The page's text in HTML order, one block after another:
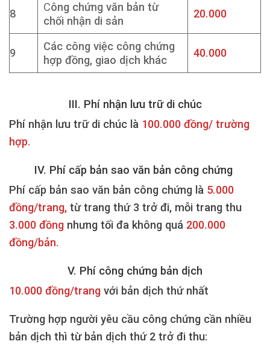
8
Công chứng văn bản từ
chối nhận di sản
20.000
9
Các công việc công chứng
hợp đồng, giao dịch khác
40.000
III. Phí nhận lưu trữ di chúc
Phí nhận lưu trữ di chúc là 100.000 đồng/ trường
hợp.
IV. Phí cấp bản sao văn bản công chứng
Phí cấp bản sao văn bản công chứng là 5.000
đồng/trang, từ trang thứ 3 trở đi, mỗi trang thu
3.000 đồng nhưng tối đa không quá 200.000
đồng/bản.
V. Phí công chứng bản dịch
10.000 đồng/trang với bản dịch thứ nhất
Trường hợp người yêu cầu công chứng cần nhiều
bản dịch thì từ bản dịch thứ 2 trở đi thu: